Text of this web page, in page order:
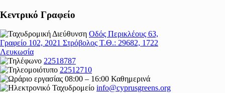
Κεντρικό Γραφείο
Οδός Περικλέους 63,
Γραφείο 102, 2021 Στρόβολος Τ.Θ.: 29682, 1722
Λευκωσία
22518787
22512710
08:00 – 16:00 Καθημερινά
info@cyprusgreens.org